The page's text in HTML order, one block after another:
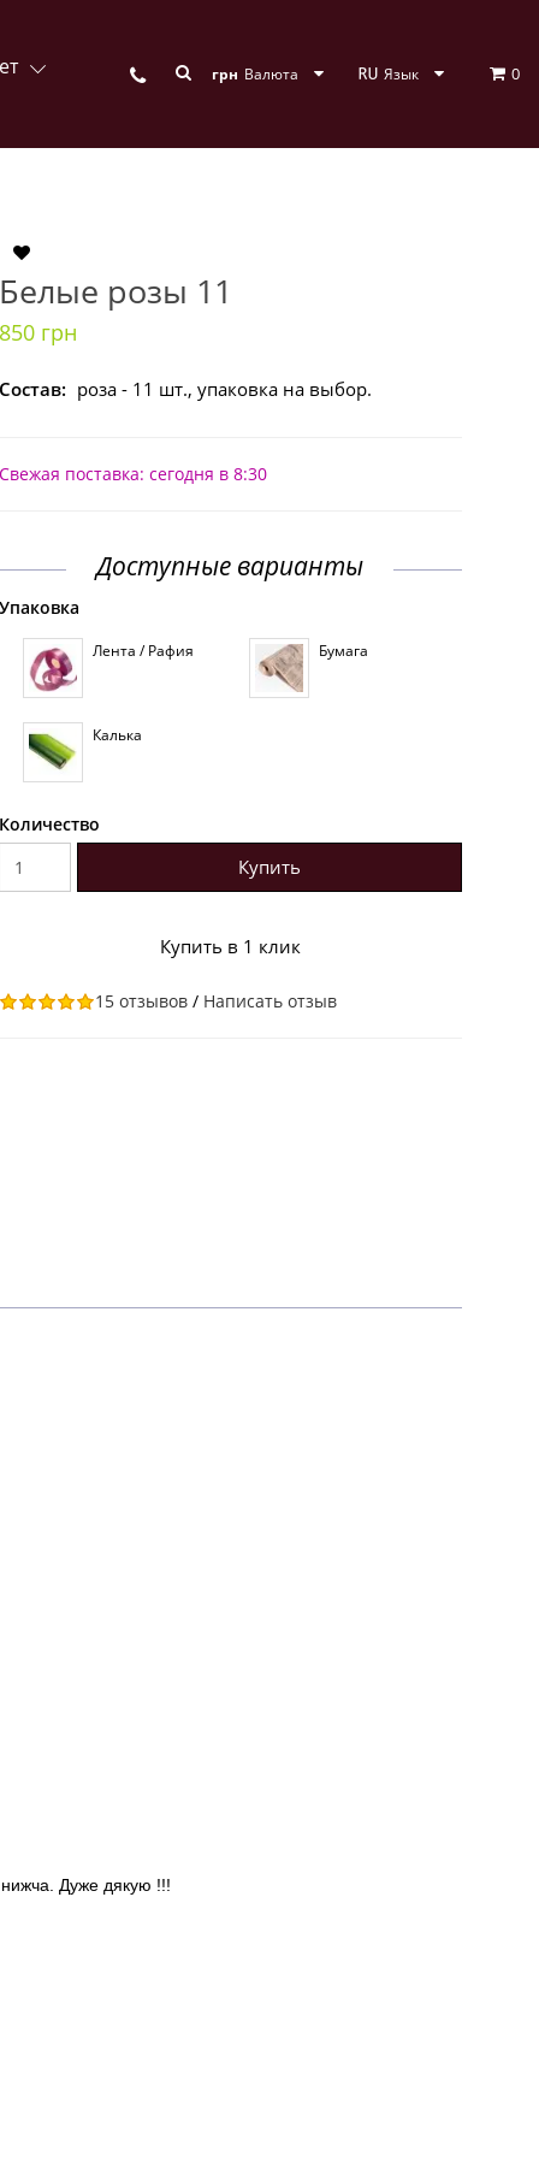
грн Валюта Язык 0
Белые розы 11
850 грн
Состав: роза - 11 шт., упаковка на выбор.
Свежая поставка: сегодня в 8:30
Доступные варианты
Упаковка
Лента / Рафия Бумага
Калька
Количество
Купить
Купить в 1 клик
15 отзывов/ Написать отзыв
нижча. Дуже дякую !!!